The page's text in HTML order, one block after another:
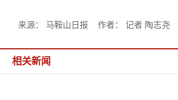
来源： 马鞍山日报 作者： 记者 陶志尧
相关新闻